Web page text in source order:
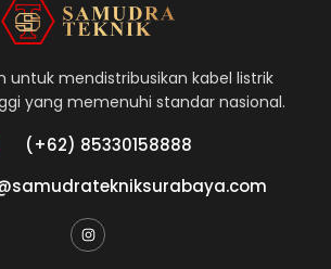
untuk mendistribusikan kabel listrik
yang memenuhi standar nasional.
(+62) 85330158888